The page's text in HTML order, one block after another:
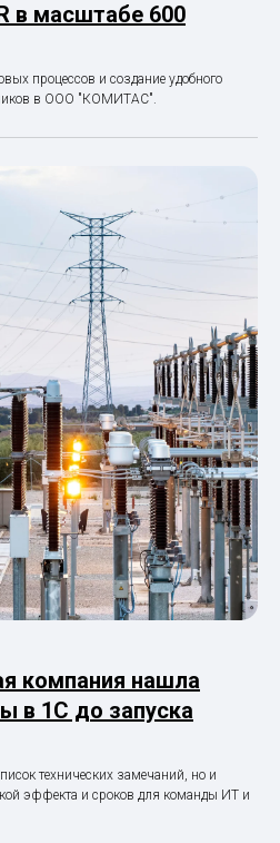
в масштабе 600
процессов и создание удобного
в ООО "КОМИТАС".
компания нашла
в 1С до запуска
технических замечаний, но и
эффекта и сроков для команды ИТ и